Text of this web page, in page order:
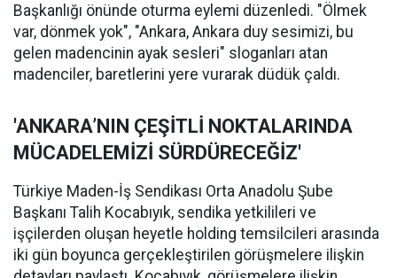
Başkanlığı önünde oturma eylemi düzenledi. "Ölmek
var, dönmek yok", "Ankara, Ankara duy sesimizi, bu
gelen madencinin ayak sesleri" sloganları atan
madenciler, baretlerini yere vurarak düdük çaldı.
'ANKARA’NIN ÇEŞİTLİ NOKTALARINDA
MÜCADELEMİZİ SÜRDÜRECEĞİZ'
Türkiye Maden-İş Sendikası Orta Anadolu Şube
Başkanı Talih Kocabıyık, sendika yetkilileri ve
işçilerden oluşan heyetle holding temsilcileri arasında
iki gün boyunca gerçekleştirilen görüşmelere ilişkin